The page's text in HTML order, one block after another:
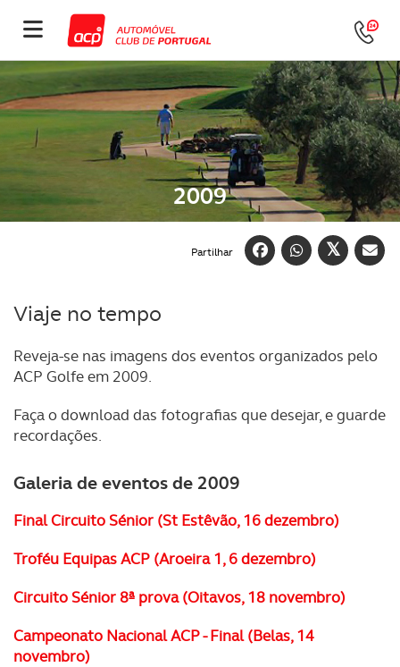
2009
Partilhar
Viaje no tempo
Reveja-se nas imagens dos eventos organizados pelo
ACP Golfe em 2009.
Faça o download das fotografias que desejar, e guarde
recordações.
Galeria de eventos de 2009
Final Circuito Sénior (St Estêvão, 16 dezembro)
Troféu Equipas ACP (Aroeira 1, 6 dezembro)
Circuito Sénior 8ª prova (Oitavos, 18 novembro)
Campeonato Nacional ACP - Final (Belas, 14
novembro)